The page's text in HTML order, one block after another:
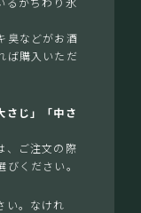
臭などがお酒
ば購入いただ
さじ」「中さ
ご注文の際
ください。
い。なけれ